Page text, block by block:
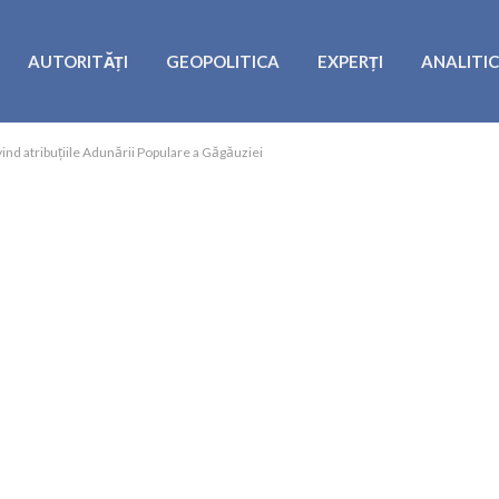
AUTORITĂȚI GEOPOLITICA EXPERȚI
atribuțiile Adunării Populare a Găgăuziei